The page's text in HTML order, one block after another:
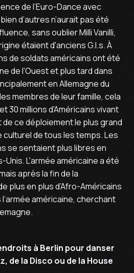
de l’Euro-Dance avec
d’autres n’aurait pas été
sans oublier Milli Vanilli,
étaient d'anciens G.I.s. À
de soldats américains ont été
de l'Ouest et plus tard dans
en Allemagne du
membres de leur famille, cela
30 millions d'Américains vivant
de ce déploiement le plus grand
de tous les temps. Les
se sentaient plus libres en
Unis. L'armée américaine a été
après la fin de la
plus en plus d’Afro-Américains
américaine, cherchant
à Berlin pour danser
de la Disco ou de la House